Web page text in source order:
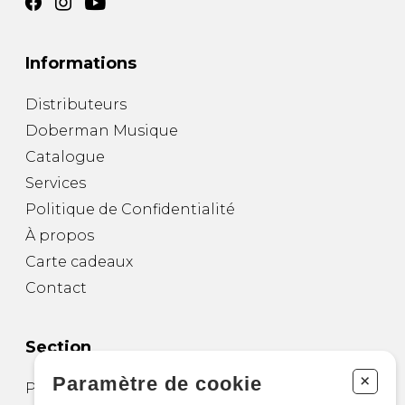
Informations
Distributeurs
Doberman Musique
Catalogue
Services
Politique de Confidentialité
À propos
Carte cadeaux
Contact
Section
Partitions pour guitare
Paramètre de cookie +